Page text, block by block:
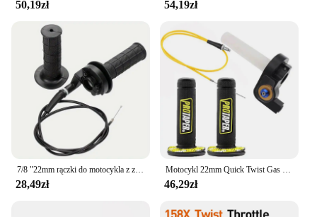
50,19zł 54,19zł
7/8 "22mm rączki do motocykla z zacisk przepustnicy przewodem skręcającym przewód przepustnicy do wyścigów motor terenowy boksów o pojemności 50-250 cm3 w ATV Quad
28,49zł
Motocykl 22mm Quick Twist Gas Throttle Settle Grips Handle Grips 1.2m Throttle Cable For Honda Yamaha Kawasaki Suzuki KTM ATV
46,29zł